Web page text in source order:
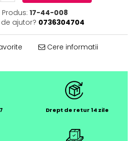
17-44-008
ajutor? 0736304704
Cere informatii
Drept de retur 14 zile